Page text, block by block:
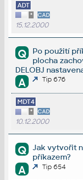
ADT
* CAD
15.12.2000
Q
Po použití
plocha
DELOBJ
A Tip 676
MDT4
* CAD
10.12.2000
Q
Jak vytvořit
příkazem?
A Tip 654